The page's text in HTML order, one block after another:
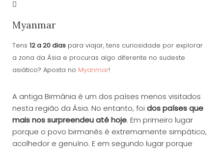
Myanmar
Tens 12 a 20 dias para viajar, tens curiosidade por explorar
a zona da Ásia e procuras algo diferente no sudeste
asiático? Aposta no Myanmar!
A antiga Birmânia é um dos países menos visitados
nesta região da Ásia. No entanto, foi dos países que
mais nos surpreendeu até hoje. Em primeiro lugar
porque o povo birmanês é extremamente simpático,
acolhedor e genuíno. E em segundo lugar porque